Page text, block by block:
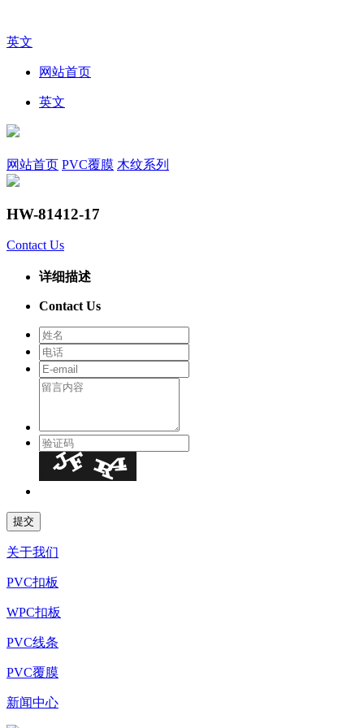
英文
网站首页
英文
网站首页 PVC覆膜 木纹系列
HW-81412-17
Contact Us
详细描述
Contact Us
关于我们
PVC扣板
WPC扣板
PVC线条
PVC覆膜
新闻中心